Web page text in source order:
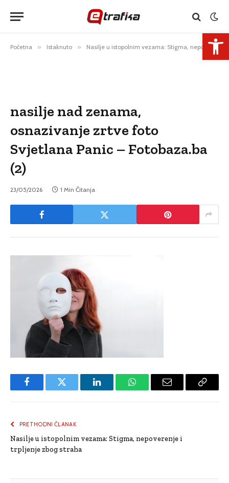
Početna » Istaknuto » Nasilje u istopolnim vezama: Stigma, nepoverenje i trpljenje zbog straha
nasilje nad zenama,
osnazivanje zrtve foto
Svjetlana Panic – Fotobaza.ba
(2)
23/05/2026 1 Min Čitanja
FacebookTwitter LinkedInWhatsAppEmail
Copy
PRETHODNI ČLANAK
Nasilje u istopolnim vezama: Stigma, nepoverenje i
trpljenje zbog straha